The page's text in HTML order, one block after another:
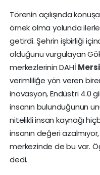
Törenin açılışında
örnek olma yolunda
getirdi. Şehrin işbirliği
olduğunu vurgulayan
merkezlerinin DAHİ
verimliliğe yön veren
inovasyon, Endüstri 4.0
insanın bulunduğunun
nitelikli insan kaynağı
insanın değeri
merkezinde de bu var.
dedi.